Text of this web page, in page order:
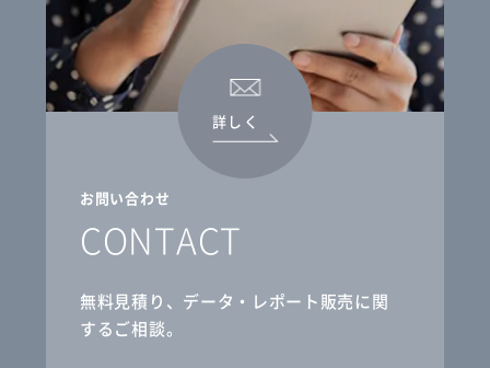
お問い合わせ
CONTACT
無料見積り、データ・レポート販売に関
するご相談。
詳しく